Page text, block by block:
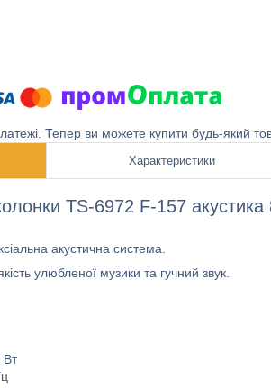
Тепер ви можете купити будь-який
Характеристики
TS-6972 F-157
акустична система.
улюбленої музики та гучний звук.
Вт